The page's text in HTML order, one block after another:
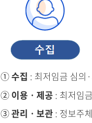
①수집 : 최저임금 심의
② 이용ㆍ제공 : 최저임
③관리ㆍ보관 : 정보주